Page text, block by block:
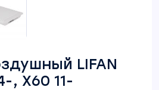
LIFAN
, X60 11-